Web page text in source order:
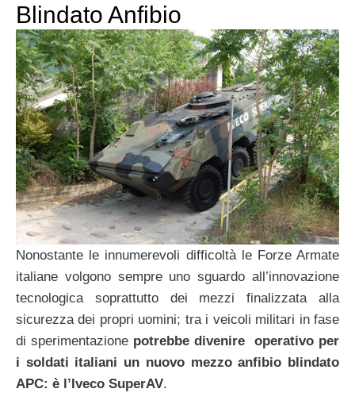
Blindato Anfibio
Nonostante le innumerevoli difficoltà le Forze Armate
italiane volgono sempre uno sguardo all’innovazione
tecnologica soprattutto dei mezzi finalizzata alla
sicurezza dei propri uomini; tra i veicoli militari in fase
di sperimentazione potrebbe divenire operativo per
i soldati italiani un nuovo mezzo anfibio blindato
APC: è l’Iveco SuperAV.